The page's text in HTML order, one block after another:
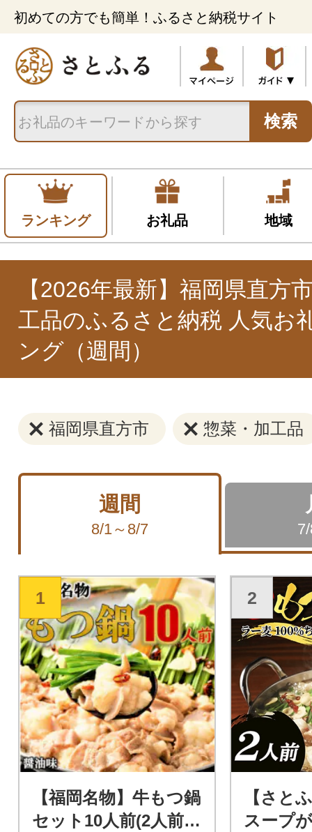
初めての方でも簡単！ふるさと納税サイト
検索
ランキング お礼品 地域
【2026年最新】福岡県直方
工品のふるさと納税 人気お
ング（週間）
福岡県直方市 惣菜・加工品
週間
8/1～8/7
1
【福岡名物】牛もつ鍋
セット10人前(2人前×
2
【さと
スープ